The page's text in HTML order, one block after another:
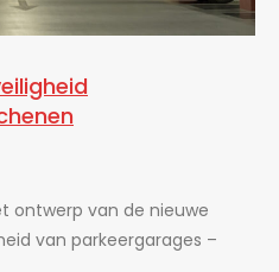
ontwerp van de nieuwe
van parkeergarages –